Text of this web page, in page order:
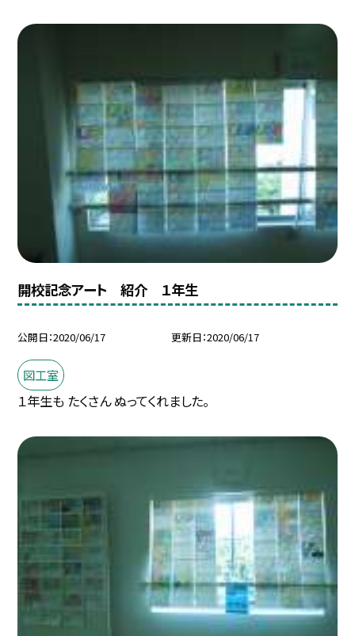
開校記念アート 紹介 １年生
公開日 2020/06/17 更新日 2020/06/17
図工室
１年生も たくさん ぬってくれました。